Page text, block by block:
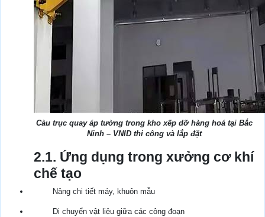
Càu trục quay áp tường trong kho xếp dỡ hàng hoá tại Bắc
Ninh – VNID thi công và lắp đặt
2.1. Ứng dụng trong xưởng cơ khí
chế tạo
Nâng chi tiết máy, khuôn mẫu
Di chuyển vật liệu giữa các công đoạn